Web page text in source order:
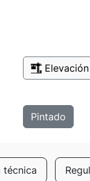
Elevación
Pintado
técnica